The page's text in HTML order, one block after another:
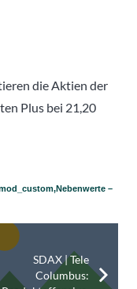
die Aktien der
Plus bei 21,20
–
SDAX | Tele
Columbus: